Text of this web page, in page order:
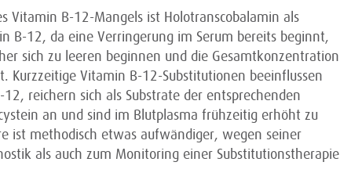
Vitamin B-12-Mangels ist Holotranscobalamin als
B-12, da eine Verringerung im Serum bereits beginnt,
sich zu leeren beginnen und die Gesamtkonzentration
Kurzzeitige Vitamin B-12-Substitutionen beeinflussen
reichern sich als Substrate der entsprechenden
an und sind im Blutplasma frühzeitig erhöht zu
ist methodisch etwas aufwändiger, wegen seiner
als auch zum Monitoring einer Substitutionstherapie